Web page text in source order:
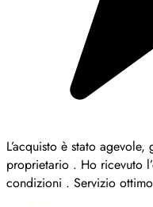
L’acquisto è stato
proprietario . Ho ricevuto
condizioni . Servizio ottimo